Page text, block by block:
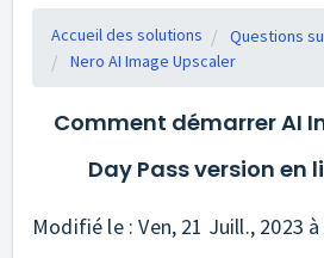
Accueil des solutions
Questions
Nero AI Image Upscaler
Comment démarrer AI
Day Pass version en
Modifié le : Ven, 21 Juill., 2023 à